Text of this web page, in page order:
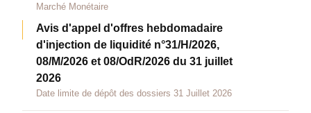
Marché Monétaire
Avis d'appel d'offres hebdomadaire
d'injection de liquidité n°31/H/2026,
08/M/2026 et 08/OdR/2026 du 31 juillet
2026
Date limite de dépôt des dossiers 31 Juillet 2026